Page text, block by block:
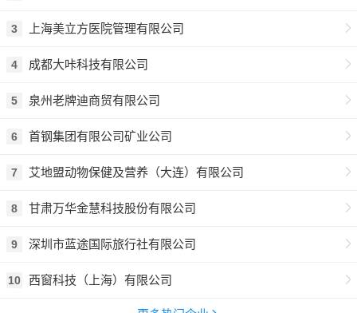
3 上海美立方医院管理有限公司
4 成都大咔科技有限公司
5 泉州老牌迪商贸有限公司
6 首钢集团有限公司矿业公司
7 艾地盟动物保健及营养（大连）有限公司
8 甘肃万华金慧科技股份有限公司
9 深圳市蓝途国际旅行社有限公司
10 西窗科技（上海）有限公司